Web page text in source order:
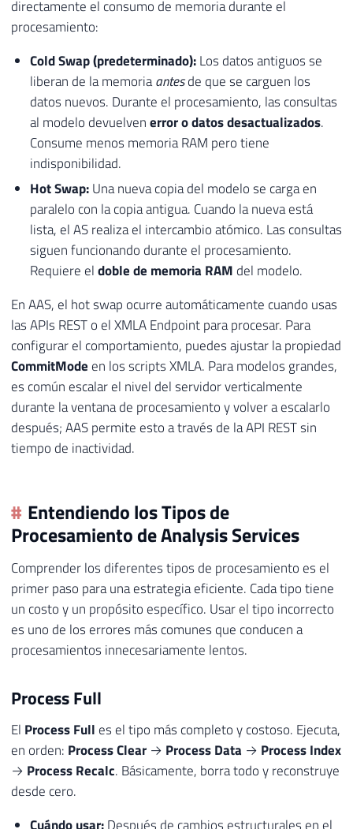
directamente el consumo de memoria durante el
procesamiento:
Cold Swap (predeterminado):Los datos antiguos se
liberan de la memoriaantesde que se carguen los
datos nuevos. Durante el procesamiento, las consultas
al modelo devuelvenerror o datos desactualizados.
Consume menos memoria RAM pero tiene
indisponibilidad.
Hot Swap:Una nueva copia del modelo se carga en
paralelo con la copia antigua. Cuando la nueva está
lista, el AS realiza el intercambio atómico. Las consultas
siguen funcionando durante el procesamiento.
Requiere eldoble de memoria RAM del modelo.
En AAS, el hot swap ocurre automáticamente cuando usas
las APIs REST o el XMLA Endpoint para procesar. Para
configurar el comportamiento, puedes ajustar la propiedad
CommitMode en los scripts XMLA. Para modelos grandes,
es común escalar el nivel del servidor verticalmente
durante la ventana de procesamiento y volver a escalarlo
después; AAS permite esto a través de la API REST sin
tiempo de inactividad.
Entendiendo los Tipos de
Procesamiento de Analysis Services
Comprender los diferentes tipos de procesamiento es el
primer paso para una estrategia eficiente. Cada tipo tiene
un costo y un propósito específico. Usar el tipo incorrecto
es uno de los errores más comunes que conducen a
procesamientos innecesariamente lentos.
Process Full
El Process Full es el tipo más completo y costoso. Ejecuta,
en orden: Process Clear → Process Data → Process Index
→ Process Recalc. Básicamente, borra todo y reconstruye
desde cero.